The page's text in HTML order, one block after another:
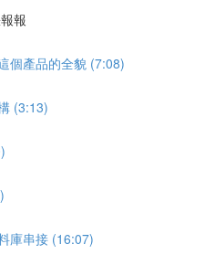
報
個產品的全貌 (7:08)
(3:13)
庫串接 (16:07)